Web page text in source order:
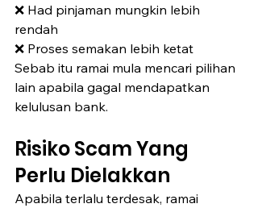
❌ Had pinjaman mungkin lebih
rendah
❌ Proses semakan lebih ketat
Sebab itu ramai mula mencari pilihan
lain apabila gagal mendapatkan
kelulusan bank.
Risiko Scam Yang
Perlu Dielakkan
Apabila terlalu terdesak, ramai